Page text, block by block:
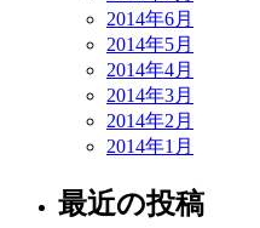
2014年6月
2014年5月
2014年4月
2014年3月
2014年2月
2014年1月
最近の投稿